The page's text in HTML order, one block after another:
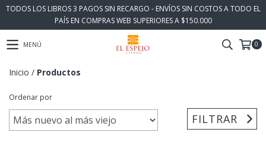
TODOS LOS LIBROS 3 PAGOS SIN RECARGO - ENVÍOS SIN COSTOS A TODO EL
PAÍS EN COMPRAS WEB SUPERIORES A $150.000
MENÚ 0
Inicio / Productos
Ordenar por
FILTRAR